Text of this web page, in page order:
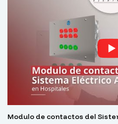
Modulo de contactos del